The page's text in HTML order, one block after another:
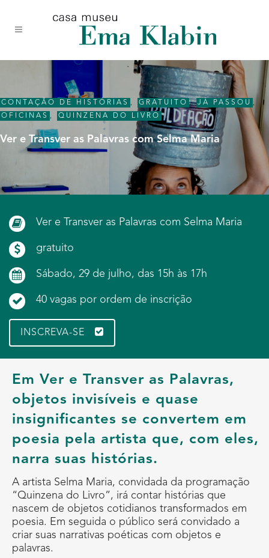
conteúdo
navegação
site
CONTAÇÃO DE HISTÓRIAS , GRATUITO ,JÁ PASSOU ,
OFICINAS , QUINZENA DO LIVRO
Ver e Transver as Palavras com Selma Maria
Ver e Transver as Palavras com Selma Maria
gratuito
Sábado, 29 de julho, das 15h às 17h
40 vagas por ordem de inscrição
INSCREVA-SE
Em Ver e Transver as Palavras,
objetos invisíveis e quase
insignificantes se convertem em
poesia pela artista que, com eles,
narra suas histórias.
A artista Selma Maria, convidada da programação
“Quinzena do Livro”, irá contar histórias que
nascem de objetos cotidianos transformados em
poesia. Em seguida o público será convidado a
criar suas narrativas poéticas com objetos e
palavras.